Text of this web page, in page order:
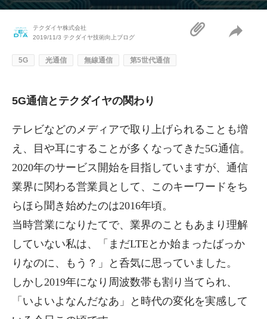
テクダイヤ株式会社
2019/11/3 テクダイヤ技術向上ブログ
5G 光通信 無線通信 第5世代通信
5G通信とテクダイヤの関わり
テレビなどのメディアで取り上げられることも増
え、目や耳にすることが多くなってきた5G通信。
2020年のサービス開始を目指していますが、通信
業界に関わる営業員として、このキーワードをち
らほら聞き始めたのは2016年頃。
当時営業になりたてで、業界のこともあまり理解
していない私は、「まだLTEとか始まったばっか
りなのに、もう？」と呑気に思っていました。
しかし2019年になり周波数帯も割り当てられ、
「いよいよなんだなあ」と時代の変化を実感して